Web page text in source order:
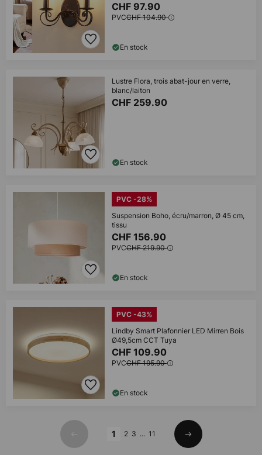
CHF 97.90
PVCCHF 104.90
En stock
Lustre Flora, trois abat-jour en verre,
blanc/laiton
CHF 259.90
En stock
PVC -28%
Suspension Boho, écru/marron, Ø 45 cm,
tissu
CHF 156.90
PVCCHF 219.90
En stock
PVC -43%
Lindby Smart Plafonnier LED Mirren Bois
Ø49,5cm CCT Tuya
CHF 109.90
PVCCHF 195.90
En stock
Précédent
1 2 3 ... 11
Suivant